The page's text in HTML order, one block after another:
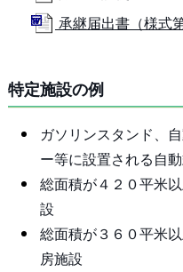
承継届出書（様
特定施設の例
ガソリンスタンド、
ー等に設置される自
総面積が４２０平米
設
総面積が３６０平米
房施設